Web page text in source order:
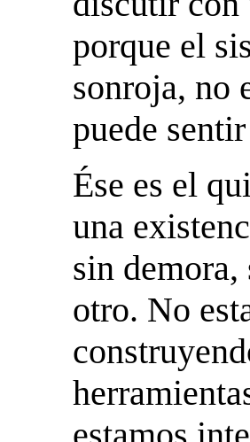
porque el
sonroja, no
puede
Ése es el
una
sin
otro. No